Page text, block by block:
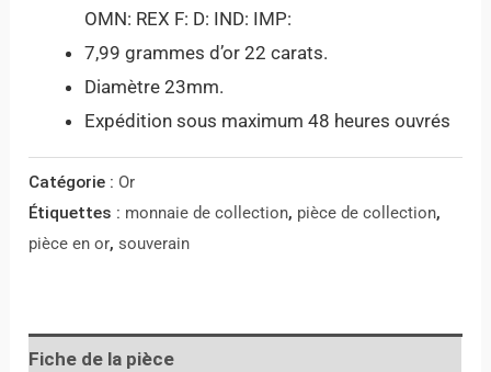
OMN: REX F: D: IND: IMP:
7,99 grammes d’or 22 carats.
Diamètre 23mm.
Expédition sous maximum 48 heures ouvrés
Catégorie : Or
Étiquettes : monnaie de collection, pièce de collection,
pièce en or,souverain
Fiche de la pièce